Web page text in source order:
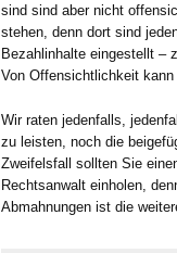
sind sind aber nicht
stehen, denn dort sind
Bezahlinhalte eingestellt –
Von Offensichtlichkeit kann
Wir raten jedenfalls,
zu leisten, noch die
Zweifelsfall sollten Sie
Rechtsanwalt einholen,
Abmahnungen ist die